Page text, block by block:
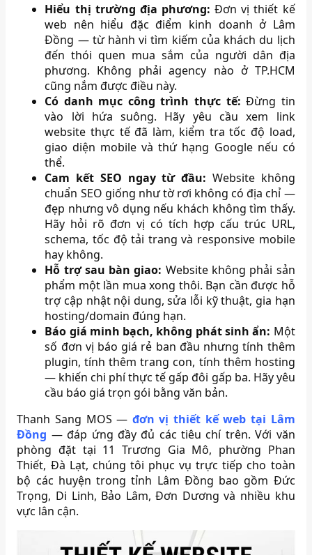
Hiểu thị trường địa phương: Đơn vị thiết kế
web nên hiểu đặc điểm kinh doanh ở Lâm
Đồng — từ hành vi tìm kiếm của khách du lịch
đến thói quen mua sắm của người dân địa
phương. Không phải agency nào ở TP.HCM
cũng nắm được điều này.
Có danh mục công trình thực tế: Đừng tin
vào lời hứa suông. Hãy yêu cầu xem link
website thực tế đã làm, kiểm tra tốc độ load,
giao diện mobile và thứ hạng Google nếu có
thể.
Cam kết SEO ngay từ đầu: Website không
chuẩn SEO giống như tờ rơi không có địa chỉ —
đẹp nhưng vô dụng nếu khách không tìm thấy.
Hãy hỏi rõ đơn vị có tích hợp cấu trúc URL,
schema, tốc độ tải trang và responsive mobile
hay không.
Hỗ trợ sau bàn giao: Website không phải sản
phẩm một lần mua xong thôi. Bạn cần được hỗ
trợ cập nhật nội dung, sửa lỗi kỹ thuật, gia hạn
hosting/domain đúng hạn.
Báo giá minh bạch, không phát sinh ẩn: Một
số đơn vị báo giá rẻ ban đầu nhưng tính thêm
plugin, tính thêm trang con, tính thêm hosting
— khiến chi phí thực tế gấp đôi gấp ba. Hãy yêu
cầu báo giá trọn gói bằng văn bản.
Thanh Sang MOS — đơn vị thiết kế web tại Lâm
Đồng — đáp ứng đầy đủ các tiêu chí trên. Với văn
phòng đặt tại 11 Trương Gia Mô, phường Phan
Thiết, Đà Lạt, chúng tôi phục vụ trực tiếp cho toàn
bộ các huyện trong tỉnh Lâm Đồng bao gồm Đức
Trọng, Di Linh, Bảo Lâm, Đơn Dương và nhiều khu
vực lân cận.